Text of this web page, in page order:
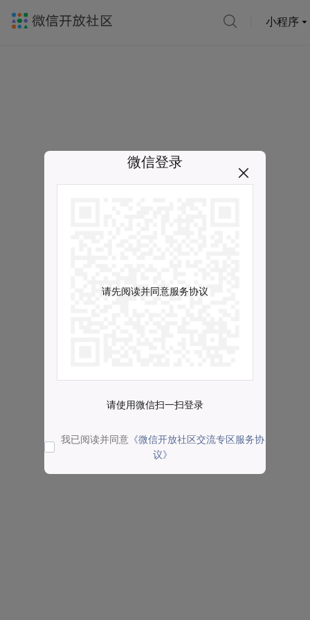
小程序
微信登录
请先阅读并同意服务协议
请使用微信扫一扫登录
我已阅读并同意 《微信开放社区交流专区服务协
议》